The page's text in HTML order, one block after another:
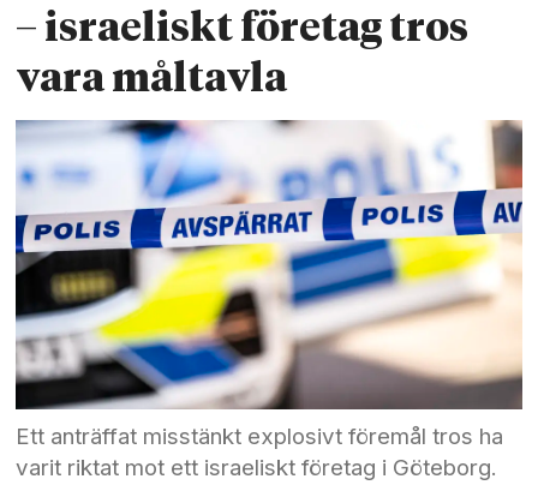
– israeliskt företag tros
vara måltavla
Ett anträffat misstänkt explosivt föremål tros ha
varit riktat mot ett israeliskt företag i Göteborg.